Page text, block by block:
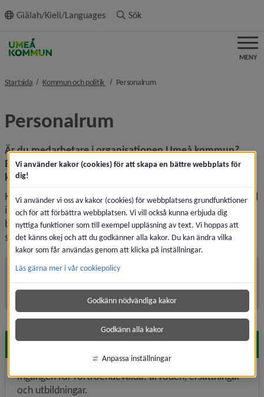
innehållet
Giälah/Kieli/Languages Sök
MENY
Startsida Kommun och politik nivå i brödsmulenavigeringen
Personalrumnivå i brödsmulenavigeringen
Personalrum
Är du medarbetare i organisationen Umeå kommun?
Besök i första hand intranätet Länk till annan
, interna sidor för
kommunen som organisation.
Kommunens webbplats umea.se vänder sig i första hand till
invånare. Gör gärna ett bokmärke eller en favorit så
behöver du inte ta omvägen via personalrum, den här
sidan.
Intranät: intern information och system
för dig som är anställd
För förtroendevalda
Ingången för förtroendevalda: arvoden, ersättningar
och utbildningar.
Vi använder kakor (cookies) för att skapa en bättre webbplats för
dig!
Vi använder vi oss av kakor (cookies) för webbplatsens grundfunktioner
och för att förbättra webbplatsen. Vi vill också kunna erbjuda dig
nyttiga funktioner som till exempel uppläsning av text. Vi hoppas att
det känns okej och att du godkänner alla kakor. Du kan ändra vilka
kakor som får användas genom att klicka på inställningar.
Läs gärna mer i vår cookiepolicy
Godkänn nödvändiga kakor
Godkänn alla kakor
Anpassa inställningar